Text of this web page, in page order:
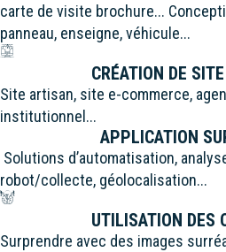
carte de visite brochure...
panneau, enseigne, véhicule...
CRÉATION DE
Site artisan, site e-commerce,
institutionnel...
APPLICATION
Solutions d’automatisation,
robot/collecte, géolocalisation...
UTILISATION DES
Surprendre avec des images